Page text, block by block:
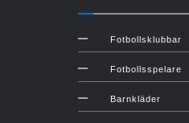
Fotbollsklubbar
Fotbollsspelare
Barnkläder